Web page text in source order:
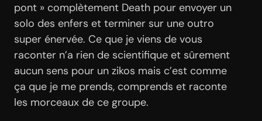
pont » complètement Death pour envoyer un
solo des enfers et terminer sur une outro
super énervée. Ce que je viens de vous
raconter n’a rien de scientifique et sûrement
aucun sens pour un zikos mais c’est comme
ça que je me prends, comprends et raconte
les morceaux de ce groupe.